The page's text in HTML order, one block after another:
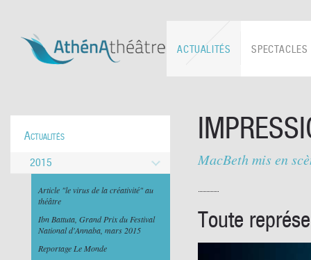
SPECTACLES
ACTUALITÉS
Actualités
2015
Article "le virus de la créativité" au
théâtre
Ibn Battuta, Grand Prix du Festival
National d'Annaba, mars 2015
Reportage Le Monde
MacBeth mis en
Toute